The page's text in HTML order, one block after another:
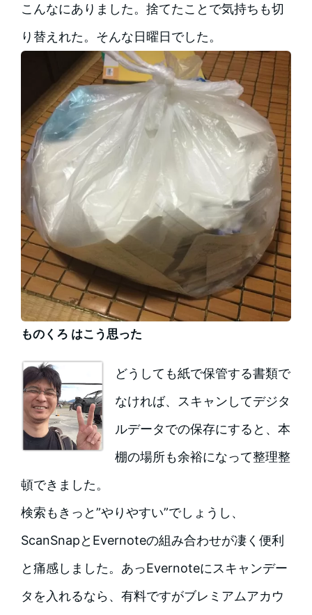
こんなにありました。捨てたことで気持ちも切
り替えれた。そんな日曜日でした。
ものくろ はこう思った
どうしても紙で保管する書類で
なければ、スキャンしてデジタ
ルデータでの保存にすると、本
棚の場所も余裕になって整理整
頓できました。
検索もきっと”やりやすい”でしょうし、
ScanSnapとEvernoteの組み合わせが凄く便利
と痛感しました。あっEvernoteにスキャンデー
タを入れるなら、有料ですがブレミアムアカウ